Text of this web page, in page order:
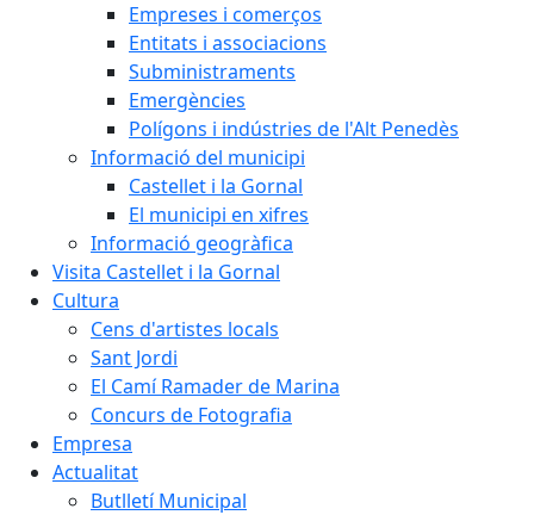
Empreses i comerços
Entitats i associacions
Subministraments
Emergències
Polígons i indústries de l'Alt Penedès
Informació del municipi
Castellet i la Gornal
El municipi en xifres
Informació geogràfica
Visita Castellet i la Gornal
Cultura
Cens d'artistes locals
Sant Jordi
El Camí Ramader de Marina
Concurs de Fotografia
Empresa
Actualitat
Butlletí Municipal